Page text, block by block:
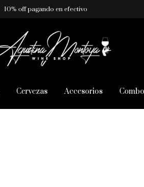
10% off pagando en efectivo
Cervezas Accesorios